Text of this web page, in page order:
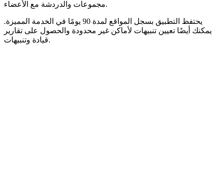
مجموعات والدردشة مع الأعضاء.
يحتفظ التطبيق بسجل المواقع لمدة 90 يومًا في الخدمة المميزة.
يمكنك أيضًا تعيين تنبيهات لأماكن غير محدودة والحصول على تقارير
قيادة وتنبيهات.